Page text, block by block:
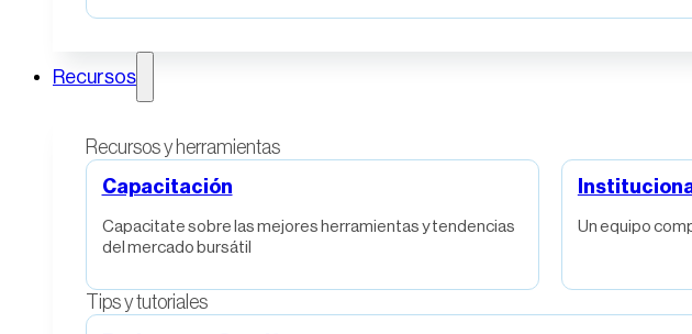
Recursos
Recursos y herramientas
Capacitación
Capacitate sobre las mejores herramientas y tendencias
del mercado bursátil
Un equipo
Tips y tutoriales